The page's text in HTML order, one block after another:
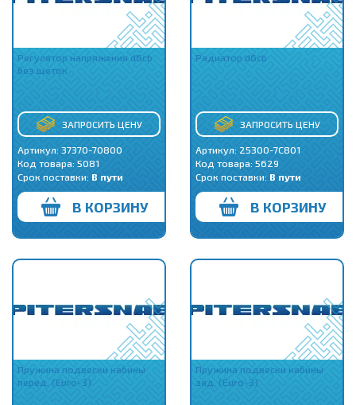
Регулятор напряжения d6cb
без щеток
ЗАПРОСИТЬ ЦЕНУ
Артикул: 37370-70800
Код товара: 5081
Срок поставки: В пути
В КОРЗИНУ
Радиатор d6cb
ЗАПРОСИТЬ ЦЕНУ
Артикул: 25300-7C801
Код товара: 5629
Срок поставки: В пути
В КОРЗИНУ
Пружина подвески кабины
перед. (Euro-3)
Пружина подвески кабины
зад. (Euro-3)